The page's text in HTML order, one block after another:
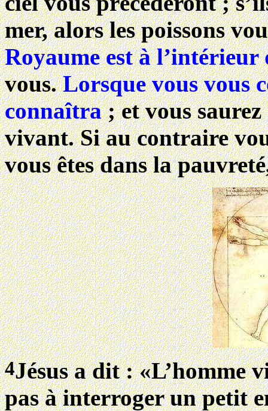
mer, alors les poissons
Royaume est à l’intérieur
vous.Lorsque vous vous
connaîtra; et vous saurez
vivant. Si au contraire
vous êtes dans la
4Jésus a dit : «L’homme
pas à interroger un petit